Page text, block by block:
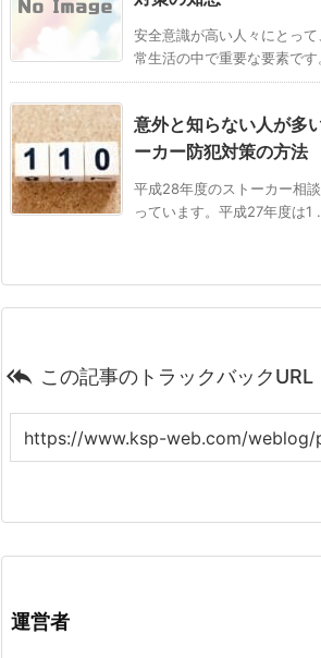
安全意識が高い人々にとっ
常生活の中で重要な要素で
意外と知らない人が多
ーカー防犯対策の方法
平成28年度のストーカー相
っています。平成27年度は1
 この記事のトラックバックURL
運営者